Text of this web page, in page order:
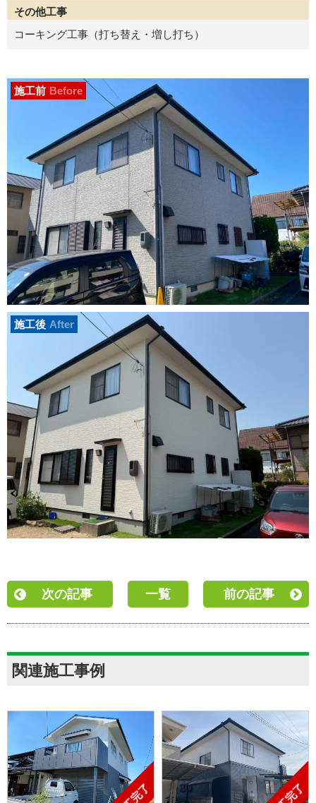
その他工事
コーキング工事（打ち替え・増し打ち）
施工前 Before
施工後 After
次の記事 一覧 前の記事
関連施工事例